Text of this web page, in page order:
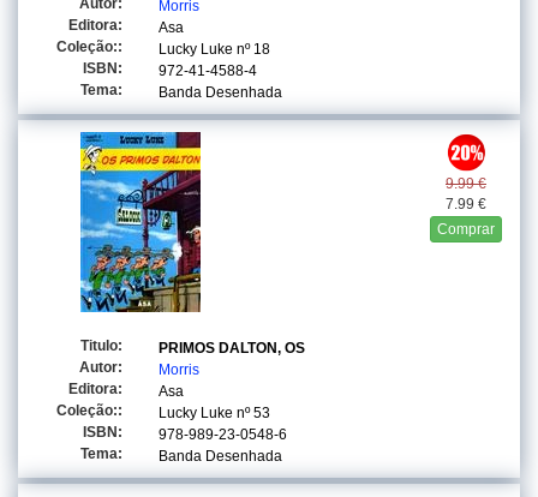
Autor:
Morris
Editora:
Asa
Coleção::
Lucky Luke nº 18
ISBN:
972-41-4588-4
Tema:
Banda Desenhada
9.99 €
7.99 €
Comprar
Titulo:
PRIMOS DALTON, OS
Autor:
Morris
Editora:
Asa
Coleção::
Lucky Luke nº 53
ISBN:
978-989-23-0548-6
Tema:
Banda Desenhada